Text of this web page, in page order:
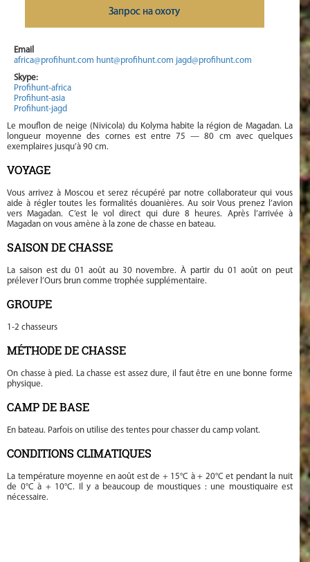
Запрос на охоту
Email
africa@profihunt.com hunt@profihunt.com jagd@profihunt.com
Skype:
Profihunt-africa
Profihunt-asia
Profihunt-jagd
Le mouflon de neige (Nivicola) du Kolyma habite la région de Magadan. La
longueur moyenne des cornes est entre 75 — 80 cm avec quelques
exemplaires jusqu’à 90 cm.
VOYAGE
Vous arrivez à Moscou et serez récupéré par notre collaborateur qui vous
aide à régler toutes les formalités douanières. Au soir Vous prenez l’avion
vers Magadan. C’est le vol direct qui dure 8 heures. Après l’arrivée à
Magadan on vous amène à la zone de chasse en bateau.
SAISON DE CHASSE
La saison est du 01 août au 30 novembre. À partir du 01 août on peut
prélever l’Ours brun comme trophée supplémentaire.
GROUPE
1-2 chasseurs
MÉTHODE DE CHASSE
On chasse à pied. La chasse est assez dure, il faut être en une bonne forme
physique.
CAMP DE BASE
En bateau. Parfois on utilise des tentes pour chasser du camp volant.
CONDITIONS CLIMATIQUES
La température moyenne en août est de + 15°C à + 20°C et pendant la nuit
de 0°C à + 10°C. Il y a beaucoup de moustiques : une moustiquaire est
nécessaire.